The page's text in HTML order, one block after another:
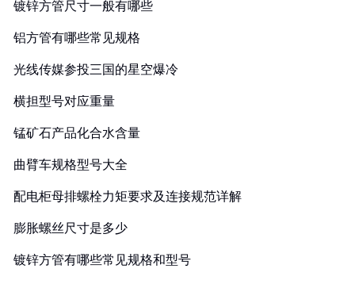
镀锌方管尺寸一般有哪些
铝方管有哪些常见规格
光线传媒参投三国的星空爆冷
横担型号对应重量
锰矿石产品化合水含量
曲臂车规格型号大全
配电柜母排螺栓力矩要求及连接规范详解
膨胀螺丝尺寸是多少
镀锌方管有哪些常见规格和型号